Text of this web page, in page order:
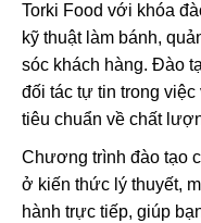
Torki Food với khóa
kỹ thuật làm bánh,
sóc khách hàng. Đào
đối tác tự tin trong
tiêu chuẩn về chất
Chương trình đào tạo
ở kiến thức lý thuyết,
hành trực tiếp, giúp